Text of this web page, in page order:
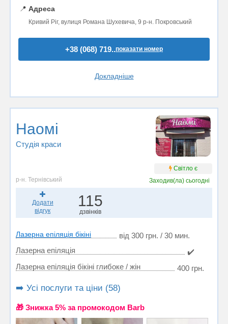
📍 Адреса
Кривий Ріг, вулиця Романа Шухевича, 9 р-н. Покровський
+38 (068) 719..показати номер
Докладніше
Наомі
Студія краси
Світло є
р-н. Тернівський
Заходив(ла)сьогодні
Додати
відгук
115
дзвінків
Лазерна епіляція бікіні
від 300 грн. / 30 мин.
Лазерна епіляція
✔️
Лазерна епіляція бікіні глибоке / жін
400 грн.
➡️ Усі послуги та ціни (58)
🎁 Знижка 5% за промокодом Barb